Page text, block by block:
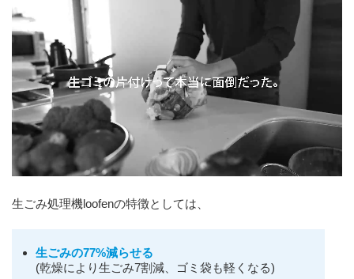
生ごみ処理機loofenの特徴としては、
生ごみの77%減らせる
(乾燥により生ごみ7割減、ゴミ袋も軽くなる)